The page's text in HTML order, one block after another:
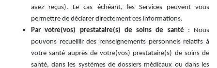
avez reçus). Le cas échéant, les Services peuvent vous
permettre de déclarer directement ces informations.
Par votre(vos) prestataire(s) de soins de santé : Nous
pouvons recueillir des renseignements personnels relatifs à
votre santé auprès de votre(vos) prestataire(s) de soins de
santé, dans les systèmes de dossiers médicaux ou dans les